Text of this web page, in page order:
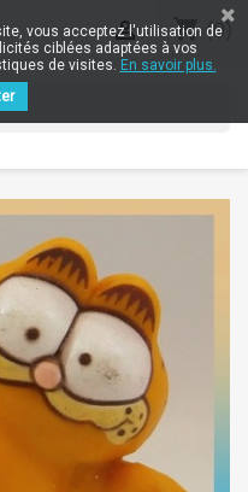
shopping_cart (0)

vous acceptez l'utilisation de
ciblées adaptées à vos
de visites. En savoir plus.